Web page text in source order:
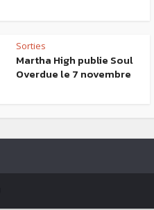
Sorties
Martha High publie Soul
Overdue le 7 novembre